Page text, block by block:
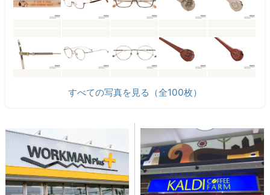
すべての写真を見る（全100枚）